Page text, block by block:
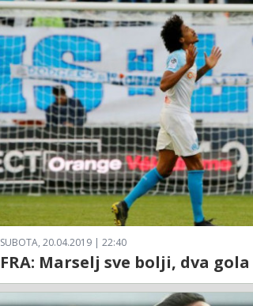
SUBOTA, 20.04.2019 | 22:40
FRA: Marselj sve bolji, dva